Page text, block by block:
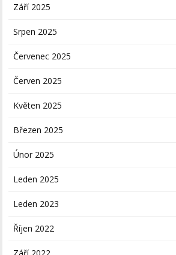
Září 2025
Srpen 2025
Červenec 2025
Červen 2025
Květen 2025
Březen 2025
Únor 2025
Leden 2025
Leden 2023
Říjen 2022
Září 2022